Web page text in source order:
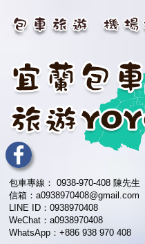
包車專線： 0938-970-408 陳先生
信箱：a0938970408@gmail.com
LINE ID：0938970408
WeChat：a0938970408
WhatsApp：+886 938 970 408